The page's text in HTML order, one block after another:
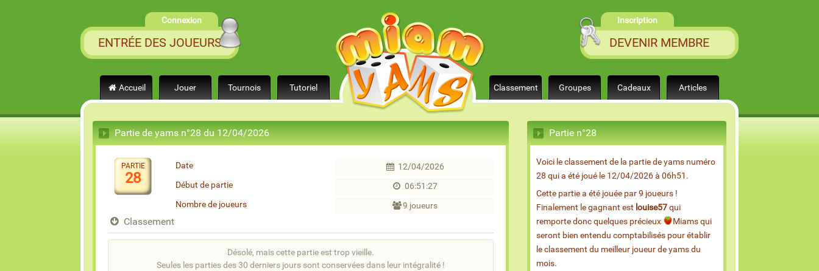
Connexion
ENTRÉE DES JOUEURS
Inscription
DEVENIR MEMBRE
Accueil Jouer Tournois Tutoriel Classement Groupes Cadeaux Articles
Partie de yams n°28 du 12/04/2026
PARTIE
28
Date
12/04/2026
Début de partie
06:51:27
Nombre de joueurs
9 joueurs
Classement
Désolé, mais cette partie est trop vieille.
Seules les parties des 30 derniers jours sont conservées dans leur intégralité !
Partie n°28
Voici le classement de la partie de yams numéro
28 qui a été joué le 12/04/2026 à 06h51.
Cette partie a été jouée par 9 joueurs !
Finalement le gagnant est louise57qui
remporte donc quelques précieux
Miams qui
seront bien entendu comptabilisés pour établir
le classement du meilleur joueur de yams du
mois.